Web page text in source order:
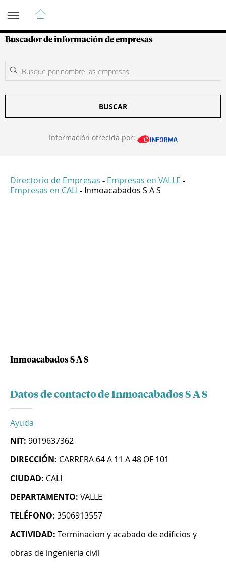
Guía de Empresas Colombianas
Buscador de información de empresas
BUSCAR
Información ofrecida por:
Directorio de Empresas - Empresas en VALLE -
Empresas en CALI - Inmoacabados S A S
Inmoacabados S A S
Datos de contacto de Inmoacabados S A S
Ayuda
NIT: 9019637362
DIRECCIÓN: CARRERA 64 A 11 A 48 OF 101
CIUDAD: CALI
DEPARTAMENTO: VALLE
TELÉFONO: 3506913557
ACTIVIDAD: Terminacion y acabado de edificios y
obras de ingenieria civil